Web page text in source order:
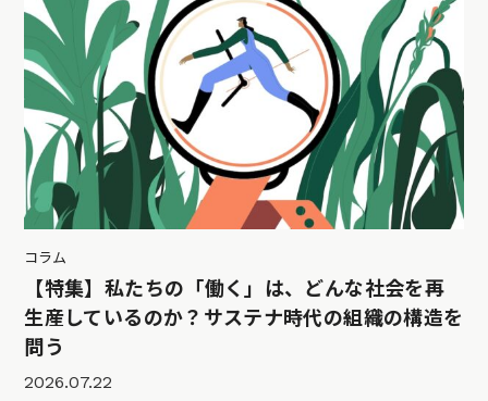
コラム
【特集】私たちの「働く」は、どんな社会を再
生産しているのか？サステナ時代の組織の構造を
問う
2026.07.22